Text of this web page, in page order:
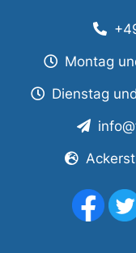
Montag
Dienstag